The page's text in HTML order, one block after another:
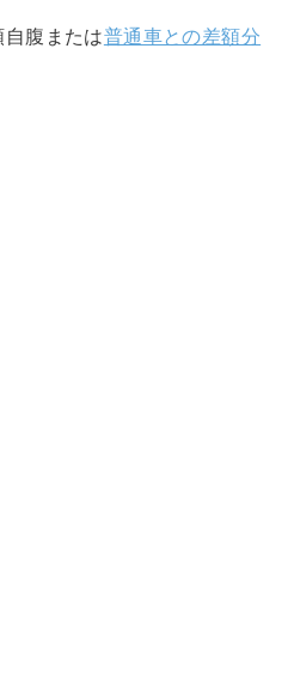
腹または普通車との差額分